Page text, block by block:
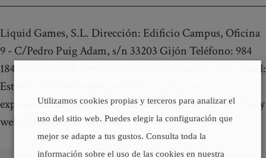
Liquid Games, S.L. Dirección: Edificio Campus, Oficina
9 - C/Pedro Puig Adam, s/n 33203 Gijón Teléfono: 984
184 512 Sitio web: http://www.liquidgames.es/ Actividad:
Estudio de videojuegos centrados en la creación y
explotación de juegos casuales para dispositivos móviles y
web. Ver todas las empresas
Utilizamos cookies propias y terceros para analizar el
uso del sitio web. Puedes elegir la configuración que
mejor se adapte a tus gustos. Consulta toda la
información sobre el uso de las cookies en nuestra